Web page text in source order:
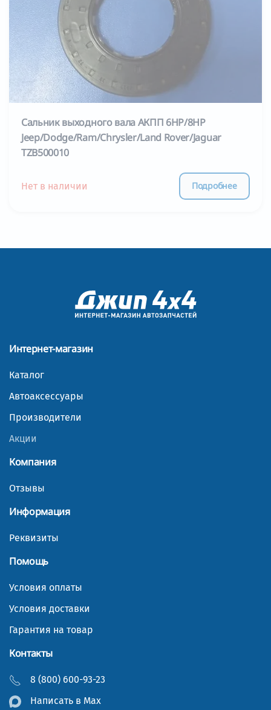
Сальник выходного вала АКПП 6HP/8HP
Jeep/Dodge/Ram/Chrysler/Land Rover/Jaguar
TZB500010
Нет в наличии Подробнее
Интернет-магазин
Каталог
Автоаксессуары
Производители
Акции
Компания
Отзывы
Информация
Реквизиты
Помощь
Условия оплаты
Условия доставки
Гарантия на товар
Контакты
8 (800) 600-93-23
Написать в Мах